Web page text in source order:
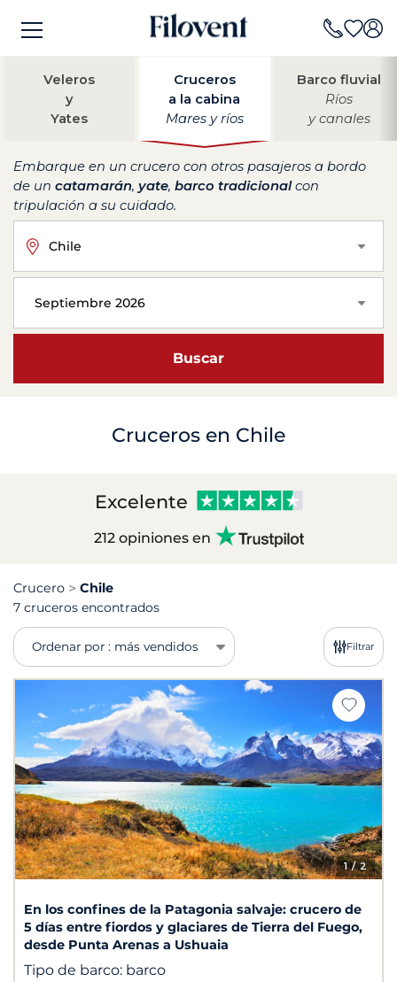
Veleros
y
Yates
Cruceros
a la cabina
Mares y ríos
Barco fluvial
Ríos
y canales
Embarque en un crucero con otros pasajeros a bordo
de un catamarán, yate, barco tradicionalcon
tripulación a su cuidado.
Chile
Septiembre 2026
Buscar
Cruceros en Chile
Excelente
212 opiniones en
Crucero
Chile
7 cruceros encontrados
Ordenar por : más vendidos Filtrar
1/ 2
En los confines de la Patagonia salvaje: crucero de
5 días entre fiordos y glaciares de Tierra del Fuego,
desde Punta Arenas a Ushuaia
Tipo de barco: barco